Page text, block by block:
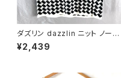
ダズリン dazzlin ニット ノース
リーブ 千鳥柄 白 黒 Sサイズ 9
44173
¥2,439